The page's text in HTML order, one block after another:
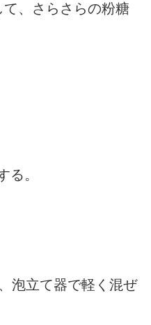
、さらさらの粉糖
る。
泡立て器で軽く混ぜ